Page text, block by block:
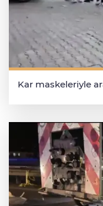
Kar maskeleriyle